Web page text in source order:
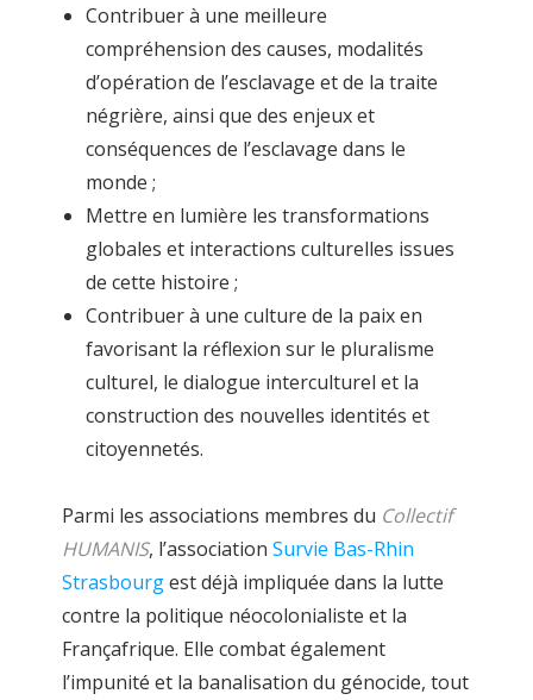
Contribuer à une meilleure
compréhension des causes, modalités
d’opération de l’esclavage et de la traite
négrière, ainsi que des enjeux et
conséquences de l’esclavage dans le
monde ;
Mettre en lumière les transformations
globales et interactions culturelles issues
de cette histoire ;
Contribuer à une culture de la paix en
favorisant la réflexion sur le pluralisme
culturel, le dialogue interculturel et la
construction des nouvelles identités et
citoyennetés.
Parmi les associations membres du Collectif
HUMANIS, l’association Survie Bas-Rhin
Strasbourgest déjà impliquée dans la lutte
contre la politique néocolonialiste et la
Françafrique. Elle combat également
l’impunité et la banalisation du génocide, tout